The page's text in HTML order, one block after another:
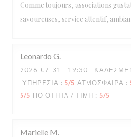
Comme toujours, associations
savoureuses, service attentif,
Leonardo G
2026-07-31 - 19:30 -
ΥΠΗΡΕΣΊΑ : 5/5 ΑΤΜΌΣΦΑΙΡΑ :
5/5 ΠΟΙΌΤΗΤΑ / ΤΙΜΉ : 5/5
Marielle M